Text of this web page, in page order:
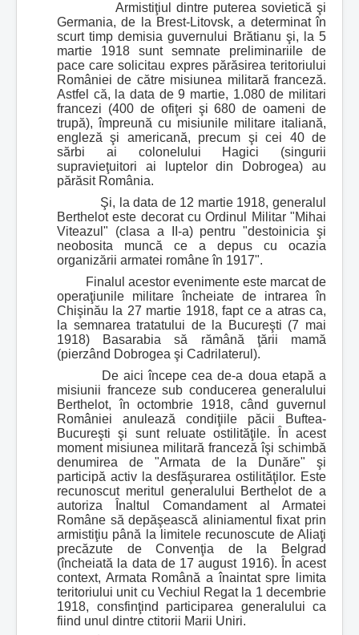
Armistiţiul dintre puterea sovietică şi
Germania, de la Brest-Litovsk, a determinat în
scurt timp demisia guvernului Brătianu şi, la 5
martie 1918 sunt semnate preliminariile de
pace care solicitau expres părăsirea teritoriului
României de către misiunea militară franceză.
Astfel că, la data de 9 martie, 1.080 de militari
francezi (400 de ofiţeri şi 680 de oameni de
trupă), împreună cu misiunile militare italiană,
engleză şi americană, precum şi cei 40 de
sărbi ai colonelului Hagici (singurii
supravieţuitori ai luptelor din Dobrogea) au
părăsit România.
Şi, la data de 12 martie 1918, generalul
Berthelot este decorat cu Ordinul Militar "Mihai
Viteazul" (clasa a II-a) pentru "destoinicia şi
neobosita muncă ce a depus cu ocazia
organizării armatei române în 1917".
Finalul acestor evenimente este marcat de
operaţiunile militare încheiate de intrarea în
Chişinău la 27 martie 1918, fapt ce a atras ca,
la semnarea tratatului de la Bucureşti (7 mai
1918) Basarabia să rămână ţării mamă
(pierzând Dobrogea şi Cadrilaterul).
De aici începe cea de-a doua etapă a
misiunii franceze sub conducerea generalului
Berthelot, în octombrie 1918, când guvernul
României anulează condiţiile păcii Buftea-
Bucureşti şi sunt reluate ostilităţile. În acest
moment misiunea militară franceză îşi schimbă
denumirea de "Armata de la Dunăre" şi
participă activ la desfăşurarea ostilităţilor. Este
recunoscut meritul generalului Berthelot de a
autoriza Înaltul Comandament al Armatei
Române să depăşească aliniamentul fixat prin
armistiţiu până la limitele recunoscute de Aliaţi
precăzute de Convenţia de la Belgrad
(încheiată la data de 17 august 1916). În acest
context, Armata Română a înaintat spre limita
teritoriului unit cu Vechiul Regat la 1 decembrie
1918, consfinţind participarea generalului ca
fiind unul dintre ctitorii Marii Uniri.